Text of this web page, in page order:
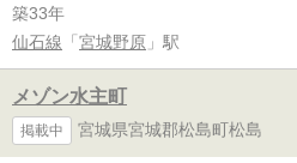
築33年
仙石線 「 宮城野原 」駅
メゾン水主町
掲載中 宮城県宮城郡松島町松島